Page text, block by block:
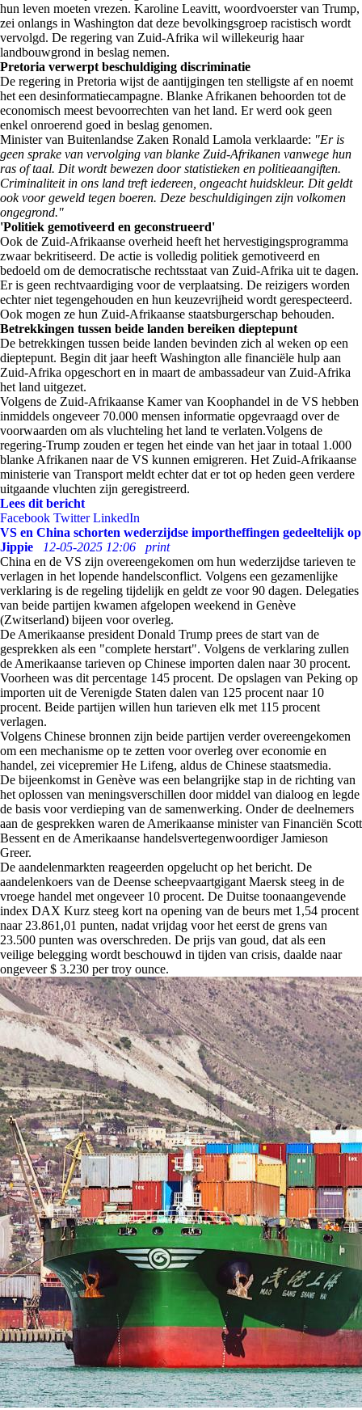
hun leven moeten vrezen. Karoline Leavitt, woordvoerster van Trump,
zei onlangs in Washington dat deze bevolkingsgroep racistisch wordt
vervolgd. De regering van Zuid-Afrika wil willekeurig haar
landbouwgrond in beslag nemen.
Pretoria verwerpt beschuldiging discriminatie
De regering in Pretoria wijst de aantijgingen ten stelligste af en noemt
het een desinformatiecampagne. Blanke Afrikanen behoorden tot de
economisch meest bevoorrechten van het land. Er werd ook geen
enkel onroerend goed in beslag genomen.
Minister van Buitenlandse Zaken Ronald Lamola verklaarde: "Er is
geen sprake van vervolging van blanke Zuid-Afrikanen vanwege hun
ras of taal. Dit wordt bewezen door statistieken en politieaangiften.
Criminaliteit in ons land treft iedereen, ongeacht huidskleur. Dit geldt
ook voor geweld tegen boeren. Deze beschuldigingen zijn volkomen
ongegrond."
'Politiek gemotiveerd en geconstrueerd'
Ook de Zuid-Afrikaanse overheid heeft het hervestigingsprogramma
zwaar bekritiseerd. De actie is volledig politiek gemotiveerd en
bedoeld om de democratische rechtsstaat van Zuid-Afrika uit te dagen.
Er is geen rechtvaardiging voor de verplaatsing. De reizigers worden
echter niet tegengehouden en hun keuzevrijheid wordt gerespecteerd.
Ook mogen ze hun Zuid-Afrikaanse staatsburgerschap behouden.
Betrekkingen tussen beide landen bereiken dieptepunt
De betrekkingen tussen beide landen bevinden zich al weken op een
dieptepunt. Begin dit jaar heeft Washington alle financiële hulp aan
Zuid-Afrika opgeschort en in maart de ambassadeur van Zuid-Afrika
het land uitgezet.
Volgens de Zuid-Afrikaanse Kamer van Koophandel in de VS hebben
inmiddels ongeveer 70.000 mensen informatie opgevraagd over de
voorwaarden om als vluchteling het land te verlaten.Volgens de
regering-Trump zouden er tegen het einde van het jaar in totaal 1.000
blanke Afrikanen naar de VS kunnen emigreren. Het Zuid-Afrikaanse
ministerie van Transport meldt echter dat er tot op heden geen verdere
uitgaande vluchten zijn geregistreerd.
Lees dit bericht
Facebook Twitter LinkedIn
VS en China schorten wederzijdse importheffingen gedeeltelijk op
Jippie
12-05-2025 12:06
print
China en de VS zijn overeengekomen om hun wederzijdse tarieven te
verlagen in het lopende handelsconflict. Volgens een gezamenlijke
verklaring is de regeling tijdelijk en geldt ze voor 90 dagen. Delegaties
van beide partijen kwamen afgelopen weekend in Genève
(Zwitserland) bijeen voor overleg.
De Amerikaanse president Donald Trump prees de start van de
gesprekken als een "complete herstart". Volgens de verklaring zullen
de Amerikaanse tarieven op Chinese importen dalen naar 30 procent.
Voorheen was dit percentage 145 procent. De opslagen van Peking op
importen uit de Verenigde Staten dalen van 125 procent naar 10
procent. Beide partijen willen hun tarieven elk met 115 procent
verlagen.
Volgens Chinese bronnen zijn beide partijen verder overeengekomen
om een mechanisme op te zetten voor overleg over economie en
handel, zei vicepremier He Lifeng, aldus de Chinese staatsmedia.
De bijeenkomst in Genève was een belangrijke stap in de richting van
het oplossen van meningsverschillen door middel van dialoog en legde
de basis voor verdieping van de samenwerking. Onder de deelnemers
aan de gesprekken waren de Amerikaanse minister van Financiën Scott
Bessent en de Amerikaanse handelsvertegenwoordiger Jamieson
Greer.
De aandelenmarkten reageerden opgelucht op het bericht. De
aandelenkoers van de Deense scheepvaartgigant Maersk steeg in de
vroege handel met ongeveer 10 procent. De Duitse toonaangevende
index DAX Kurz steeg kort na opening van de beurs met 1,54 procent
naar 23.861,01 punten, nadat vrijdag voor het eerst de grens van
23.500 punten was overschreden. De prijs van goud, dat als een
veilige belegging wordt beschouwd in tijden van crisis, daalde naar
ongeveer $ 3.230 per troy ounce.